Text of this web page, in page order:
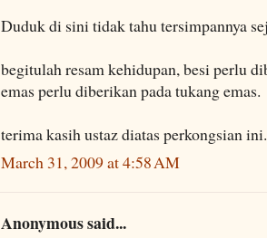
Duduk di sini tidak tahu tersimpannya
begitulah resam kehidupan, besi perlu
emas perlu diberikan pada tukang emas.
terima kasih ustaz diatas perkongsian ini.
March 31, 2009 at 4:58 AM
Anonymous said...